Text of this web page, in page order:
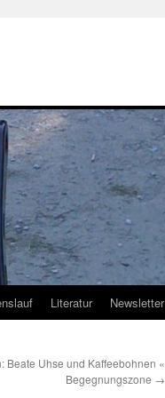
Literatur Newsletter
Beate Uhse und Kaffeebohnen «
Begegnungszone →